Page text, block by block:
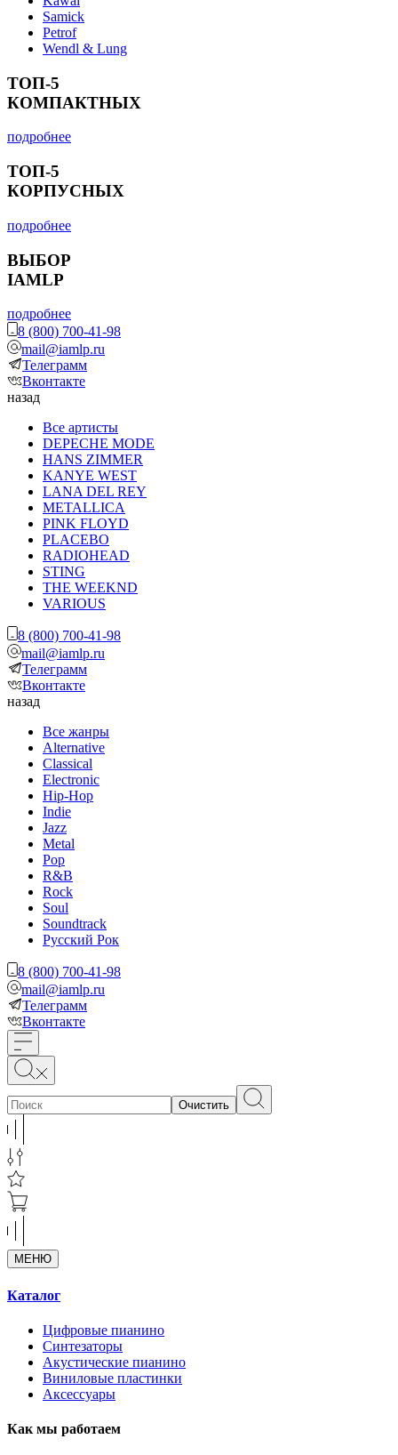
Samick
Petrof
Wendl & Lung
ТОП-5
КОМПАКТНЫХ
подробнее
ТОП-5
КОРПУСНЫХ
подробнее
ВЫБОР
IAMLP
подробнее
8 (800) 700-41-98
mail@iamlp.ru
Телеграмм
Вконтакте
назад
Все артисты
DEPECHE MODE
HANS ZIMMER
KANYE WEST
LANA DEL REY
METALLICA
PINK FLOYD
PLACEBO
RADIOHEAD
STING
THE WEEKND
VARIOUS
8 (800) 700-41-98
mail@iamlp.ru
Телеграмм
Вконтакте
назад
Все жанры
Alternative
Classical
Electronic
Hip-Hop
Indie
Jazz
Metal
Pop
R&B
Rock
Soul
Soundtrack
Русский Рок
8 (800) 700-41-98
mail@iamlp.ru
Телеграмм
Вконтакте
Очистить
МЕНЮ
Каталог
Цифровые пианино
Синтезаторы
Акустические пианино
Виниловые пластинки
Аксессуары
Как мы работаем